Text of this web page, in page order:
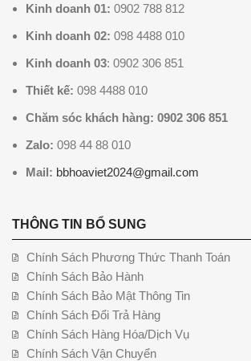
Kinh doanh 01: 0902 788 812
Kinh doanh 02: 098 4488 010
Kinh doanh 03: 0902 306 851
Thiết kế: 098 4488 010
Chăm sóc khách hàng: 0902 306 851
Zalo: 098 44 88 010
Mail: bbhoaviet2024@gmail.com
THÔNG TIN BỔ SUNG
Chính Sách Phương Thức Thanh Toán
Chính Sách Bảo Hành
Chính Sách Bảo Mật Thông Tin
Chính Sách Đổi Trả Hàng
Chính Sách Hàng Hóa/Dịch Vụ
Chính Sách Vận Chuyển